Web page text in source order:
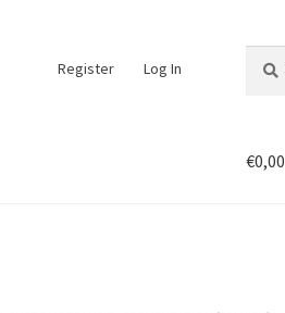
Register Log In
for:
€0,00